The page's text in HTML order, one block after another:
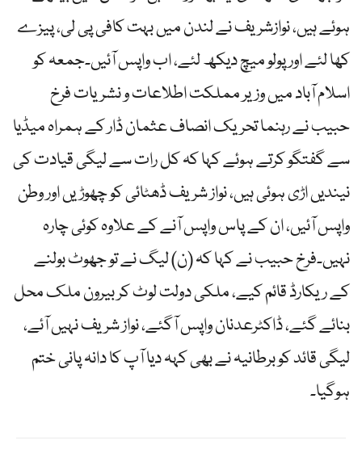
ہوئے ہیں، نوازشریف نے لندن میں بہت کافی پی لی، پیزے
کھا لئے اور پولو میچ دیکھ لئے، اب واپس آئیں۔جمعہ کو
اسلام آباد میں وزیر مملکت اطلاعات و نشریات فرخ
حبیب نے رہنما تحریک انصاف عثمان ڈار کے ہمراہ میڈیا
سے گفتگو کرتے ہوئے کہا کہ کل رات سے لیگی قیادت کی
نیندیں اڑی ہوئی ہیں، نواز شریف ڈھٹائی کو چھوڑیں اور وطن
واپس آئیں، ان کے پاس واپس آنے کے علاوہ کوئی چارہ
نہیں۔فرخ حبیب نے کہا کہ (ن) لیگ نے تو جھوٹ بولنے
کے ریکارڈ قائم کیے، ملکی دولت لوٹ کر بیرون ملک محل
بنائے گئے، ڈاکٹرعدنان واپس آگئے، نواز شریف نہیں آئے،
لیگی قائد کو برطانیہ نے بھی کہہ دیا آپ کا دانہ پانی ختم
ہوگیا۔